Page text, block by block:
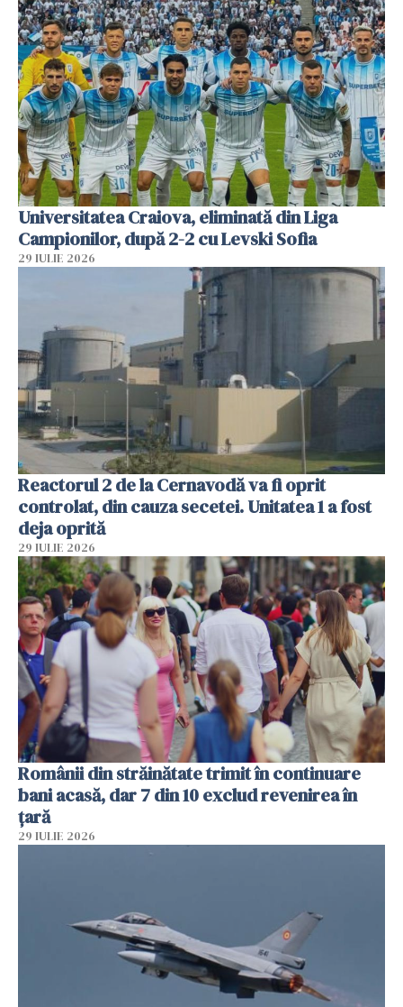
Universitatea Craiova, eliminată din Liga
Campionilor, după 2-2 cu Levski Sofia
29 IULIE 2026
Reactorul 2 de la Cernavodă va fi oprit
controlat, din cauza secetei. Unitatea 1 a fost
deja oprită
29 IULIE 2026
Românii din străinătate trimit în continuare
bani acasă, dar 7 din 10 exclud revenirea în
țară
29 IULIE 2026